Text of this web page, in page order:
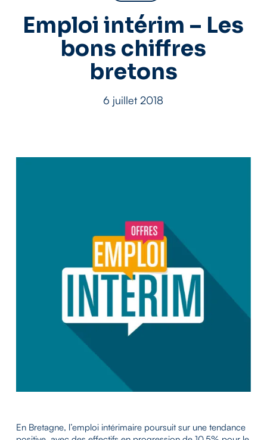
Emploi intérim – Les
bons chiffres
bretons
6 juillet 2018
En Bretagne, l’emploi intérimaire poursuit sur une tendance